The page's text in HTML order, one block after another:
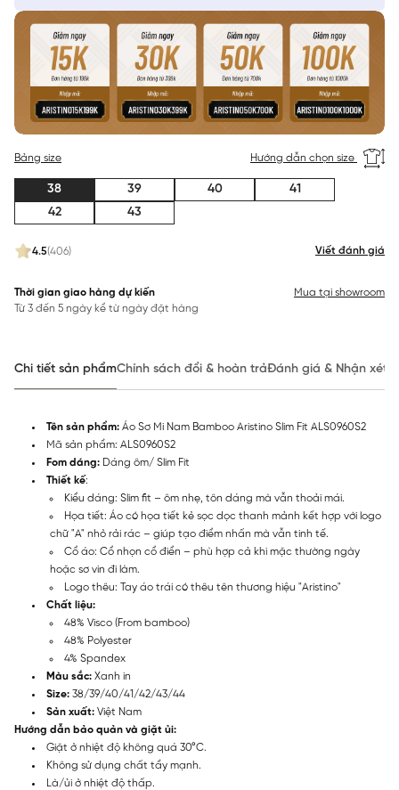
4.5(406) Viết đánh giá
Bảng size Hướng dẫn chọn size
38 39 40
41
42
43
Thời gian giao hàng dự kiến
Từ 3 đến 5 ngày kể từ ngày đặt hàng
Mua tại showroom
Chi tiết sản phẩmChính sách đổi & hoàn trảĐánh giá & Nhận xét
Tên sản phẩm: Áo Sơ Mi Nam Bamboo Aristino Slim Fit ALS0960S2
Mã sản phẩm: ALS0960S2
Fom dáng: Dáng ôm/ Slim Fit
Thiết kế:
Kiểu dáng: Slim fit – ôm nhẹ, tôn dáng mà vẫn thoải mái.
Họa tiết: Áo có họa tiết kẻ sọc dọc thanh mảnh kết hợp với logo
chữ "A" nhỏ rải rác – giúp tạo điểm nhấn mà vẫn tinh tế.
Cổ áo: Cổ nhọn cổ điển – phù hợp cả khi mặc thường ngày
hoặc sơ vin đi làm.
Logo thêu: Tay áo trái có thêu tên thương hiệu "Aristino"
Chất liệu:
48% Visco (From bamboo)
48% Polyester
4% Spandex
Màu sắc: Xanh in
Size: 38/39/40/41/42/43/44
Sản xuất: Việt Nam
Hướng dẫn bảo quản và giặt ủi:
Giặt ở nhiệt độ không quá 30°C.
Không sử dụng chất tẩy mạnh.
Là/ủi ở nhiệt độ thấp.